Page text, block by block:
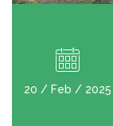
20 / Feb / 2025